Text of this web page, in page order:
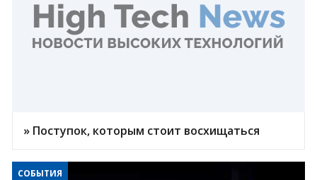
» Поступок, которым стоит восхищаться
СОБЫТИЯ